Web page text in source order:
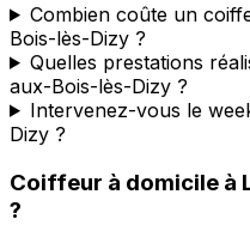
Combien coûte un
Bois-lès-Dizy ?
Quelles prestations
aux-Bois-lès-Dizy ?
Intervenez-vous le
Dizy ?
Coiffeur à domicile à
?